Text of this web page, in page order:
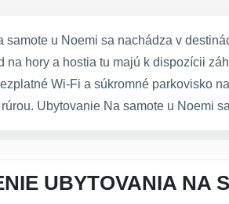
samote u Noemi sa nachádza v
na hory a hostia tu majú k dispozícii
Wi-Fi a súkromné parkovisko
Ubytovanie Na samote u Noemi
UBYTOVANIA NA